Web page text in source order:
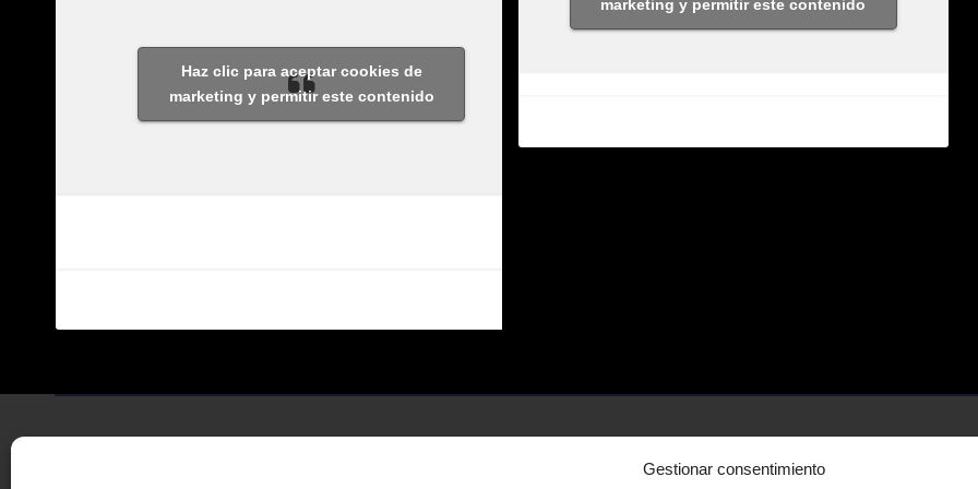
Gestionar consentimiento
Haz clic para aceptar cookies de
marketing y permitir este contenido
marketing y permitir este contenido